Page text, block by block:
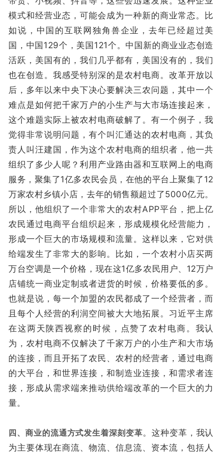
模式和经营业态，可能会成为一种新的商业常态。比
如说，中国的互联网独角兽企业，去年已经超过美
国，中国129个，美国121个。中国新的商业业态创造
活跃，美国有的，我们几乎都有，美国没有的，我们
也在创造。我感受特别深的是农村电商。改革开放以
后，多年以来中央下决心要解决三农问题，其中一个
难点是如何把千家万户的小生产与大市场连接起来，
这个难题实际上被农村电商破解了。有一个例子，我
觉得非常说明问题，有个叫汇通达的农村电商，其负
责人叫汪建国，作为这个农村电商的组织者，他一共
组织了多少人呢？利用产业路由器和互联网上的电商
服务，聚集了1亿多农民会员，在他的平台上聚集了12
万家农村乡镇小店，去年的销售额超过了5000亿元。
所以，他组织了一个非常大的农村APP平台，把上亿
农民通过电商平台组织起来，形成规模化经营能力，
形成一个巨大的市场规模和流量。这样以来，它对供
给端发生了非常大的影响。比如，一个农村小店买两
万台空调是一个价格，现在这1亿多农民用户、12万户
店铺统一商业定制或者进货的时候，价格要低的多。
也就是说，每一个加盟的农民都成了一个经营者，而
且每个人经营的利润空间被大大地拓展。习近平主席
在这两天陕西视察的时候，点赞了农村电商。我认
为，农村电商不仅解决了千家万户的小生产和大市场
的连接，而且开拓了农民、农村的经营者，通过电商
的大平台，和世界连接，和制造业连接，和需求者连
接，形成从需求端来推动供给端改革的一个巨大的力
量。
四、商业的流通方式发生着深刻变革。这种变革，我认
为主要体现在商流、物流、信息流、资本流，包括人